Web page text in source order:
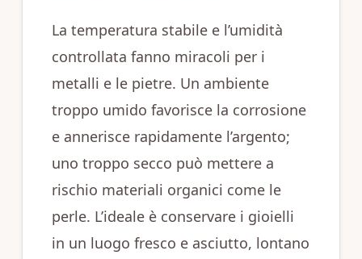
La temperatura stabile e l’umidità
controllata fanno miracoli per i
metalli e le pietre. Un ambiente
troppo umido favorisce la corrosione
e annerisce rapidamente l’argento;
uno troppo secco può mettere a
rischio materiali organici come le
perle. L’ideale è conservare i gioielli
in un luogo fresco e asciutto, lontano